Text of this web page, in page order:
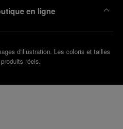
en ligne
d'illustration. Les coloris et tailles
réels.